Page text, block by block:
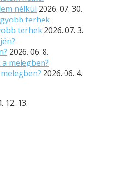
nélkül 2026. 07. 30.
terhek 2026. 07. 3.
2026. 06. 8.
2026. 06. 4.
12. 13.